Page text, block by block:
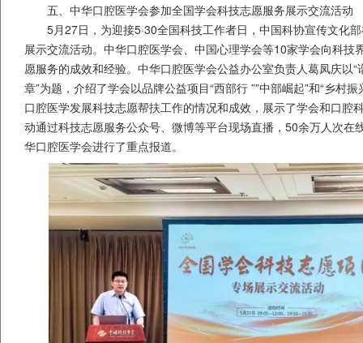
五、中华口腔医学会参加全国学会科技志愿服务展示交流活动
5月27日，为迎接5·30全国科技工作者日，中国科协宣传文化
展示交流活动。中华口腔医学会、中国心理学会等10家学会向科技
愿服务的成效和经验。中华口腔医学会公益办公室负责人葛凤庆以
章”为题，介绍了学会以品牌公益项目“西部行 ””中部崛起”和“乡村
口腔医学发展科技志愿帮扶工作的情况和成效，展示了学会和口腔
动通过科技志愿服务公众号、微博等平台现场直播，50余万人次在
华口腔医学会进行了重点报道。